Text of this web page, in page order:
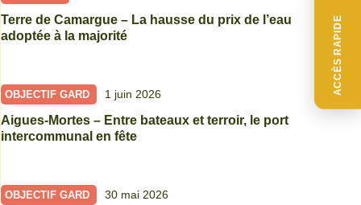
ACCÈS RAPIDE
Terre de Camargue – La hausse du prix de l’eau
adoptée à la majorité
OBJECTIF GARD 1 juin 2026
Aigues-Mortes – Entre bateaux et terroir, le port
intercommunal en fête
OBJECTIF GARD 30 mai 2026